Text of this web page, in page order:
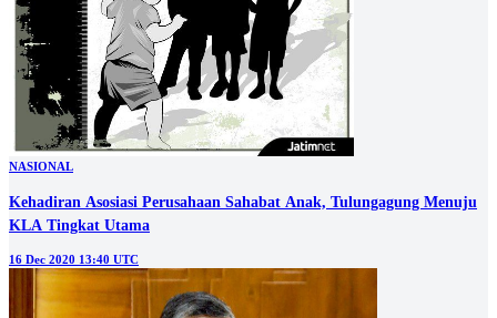
NASIONAL
Kehadiran Asosiasi Perusahaan Sahabat Anak, Tulungagung Menuju
KLA Tingkat Utama
16 Dec 2020 13:40 UTC